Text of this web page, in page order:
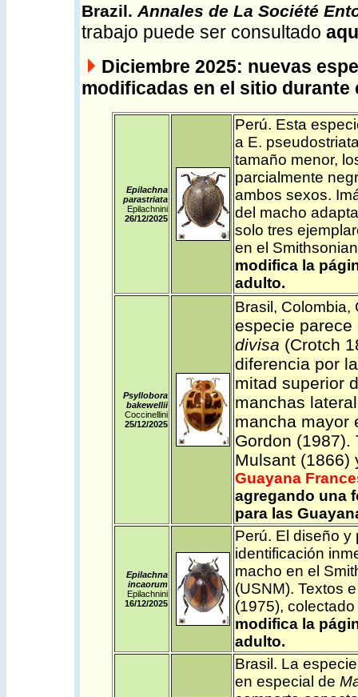
Brazil.Annales de La Société
trabajo puede ser consultado
Diciembre 2025: nuevas
modificadas en el sitio durante
Epilachna
parastriata
Epilachnini
26/12/2025
Perú. Esta
a E.
tamaño menor,
parcialmente
ambos sexos.
del macho
solo tres
en el
modifica la
adulto.
Psyllobora
bakewellii
Coccinellini
25/12/2025
Brasil , Colombia,
especie
divisa (Crotch
diferencia por
mitad superior
manchas
mancha mayor
Gordon (1987).
Mulsant
Guayana
agregando una
para las
Epilachna
incaorum
Epilachnini
16/12/2025
Perú. El diseño y
identificación
macho en el
(USNM). Textos
(1975),
modifica la
adulto.
Brasil . La
en especial de